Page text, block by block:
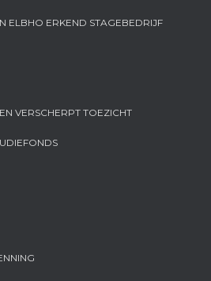
ELBHO ERKEND STAGEBEDRIJF
VERSCHERPT TOEZICHT